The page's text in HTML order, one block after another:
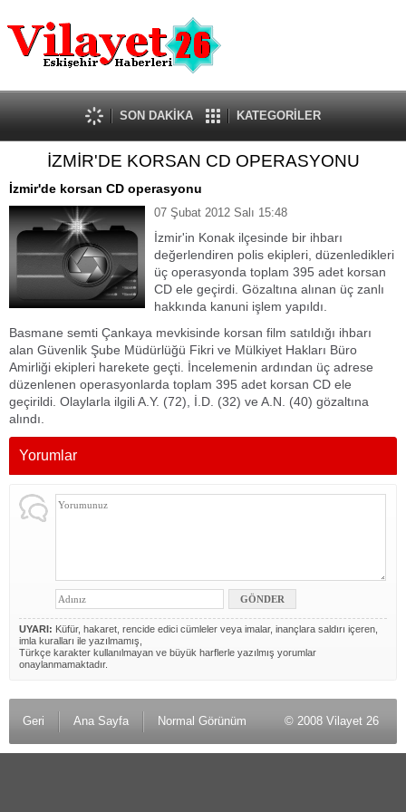
Güncel
Ekonomi
Politika
Eğitim
Spor
Kültür-Sanat
Dünya
Röportaj
Tanıtım Yazısı
SON DAKİKA KATEGORİLER
İZMİR'DE KORSAN CD OPERASYONU
İzmir'de korsan CD operasyonu
07 Şubat 2012 Salı 15:48
İzmir'in Konak ilçesinde bir ihbarı
değerlendiren polis ekipleri, düzenledikleri
üç operasyonda toplam 395 adet korsan
CD ele geçirdi. Gözaltına alınan üç zanlı
hakkında kanuni işlem yapıldı.
Basmane semti Çankaya mevkisinde korsan film satıldığı ihbarı
alan Güvenlik Şube Müdürlüğü Fikri ve Mülkiyet Hakları Büro
Amirliği ekipleri harekete geçti. İncelemenin ardından üç adrese
düzenlenen operasyonlarda toplam 395 adet korsan CD ele
geçirildi. Olaylarla ilgili A.Y. (72), İ.D. (32) ve A.N. (40) gözaltına
alındı.
Yorumlar
UYARI: Küfür, hakaret, rencide edici cümleler veya imalar, inançlara saldırı içeren,
imla kuralları ile yazılmamış,
Türkçe karakter kullanılmayan ve büyük harflerle yazılmış yorumlar
onaylanmamaktadır.
Geri Ana Sayfa Normal Görünüm © 2008 Vilayet 26